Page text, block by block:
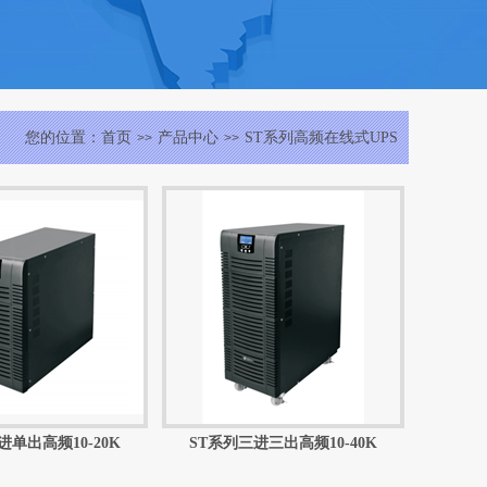
您的位置：首页 >> 产品中心 >> ST系列高频在线式UPS
单出高频10-20K ST系列三进三出高频10-40K